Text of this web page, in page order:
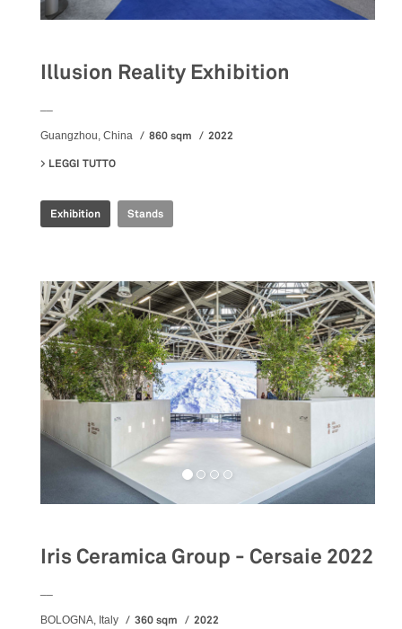
Illusion Reality Exhibition
Guangzhou, China 860 sqm
2022
LEGGI TUTTO
Exhibition Stands
Iris Ceramica Group - Cersaie 2022
BOLOGNA, Italy 360 sqm
2022